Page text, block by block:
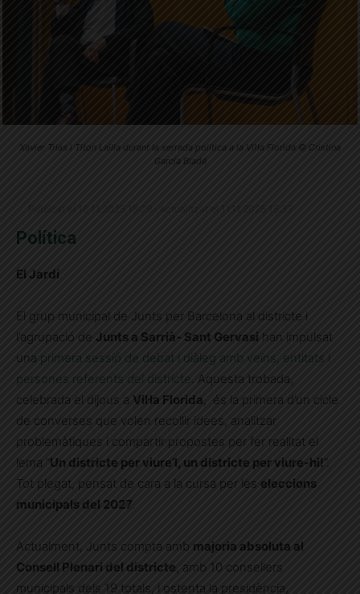
Xavier Trias i Titon Lailla durant la xerrada política a la Vil·la Florida © Cristina
García Bladé
Política
El Jardí
El grup municipal de Junts per Barcelona al districte i
l’agrupació de Junts a Sarrià- Sant Gervasi han impulsat
una primera sessió de debat i diàleg amb veïns, entitats i
persones referents del districte. Aquesta trobada,
celebrada el dijous a Vil·la Florida , és la primera d’un cicle
de converses que volen recollir idees, analitzar
problemàtiques i compartir propostes per fer realitat el
lema “Un districte per viure’l, un districte per viure-hi!”.
Tot plegat, pensat de cara a la cursa per les eleccions
municipals del 2027
Actualment, Junts compta amb majoria absoluta al
Consell Plenari del districte, amb 10 consellers
municipals dels 19 totals, i ostenta la presidència,